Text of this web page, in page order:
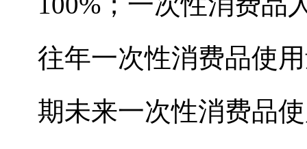
往年一次性消费品使
期未来一次性消费品